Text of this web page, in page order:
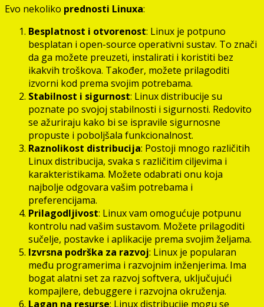
Evo nekoliko prednosti Linuxa:
Besplatnost i otvorenost: Linux je potpuno
besplatan i open-source operativni sustav. To znači
da ga možete preuzeti, instalirati i koristiti bez
ikakvih troškova. Također, možete prilagoditi
izvorni kod prema svojim potrebama.
Stabilnost i sigurnost: Linux distribucije su
poznate po svojoj stabilnosti i sigurnosti. Redovito
se ažuriraju kako bi se ispravile sigurnosne
propuste i poboljšala funkcionalnost.
Raznolikost distribucija: Postoji mnogo različitih
Linux distribucija, svaka s različitim ciljevima i
karakteristikama. Možete odabrati onu koja
najbolje odgovara vašim potrebama i
preferencijama.
Prilagodljivost: Linux vam omogućuje potpunu
kontrolu nad vašim sustavom. Možete prilagoditi
sučelje, postavke i aplikacije prema svojim željama.
Izvrsna podrška za razvoj: Linux je popularan
među programerima i razvojnim inženjerima. Ima
bogat alatni set za razvoj softvera, uključujući
kompajlere, debuggere i razvojna okruženja.
Lagan na resurse: Linux distribucije mogu se